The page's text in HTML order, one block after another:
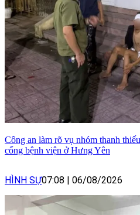
Công an làm rõ vụ nhóm thanh
cổng bệnh viện ở Hưng Yên
HÌNH SỰ07:08 06/08/2026